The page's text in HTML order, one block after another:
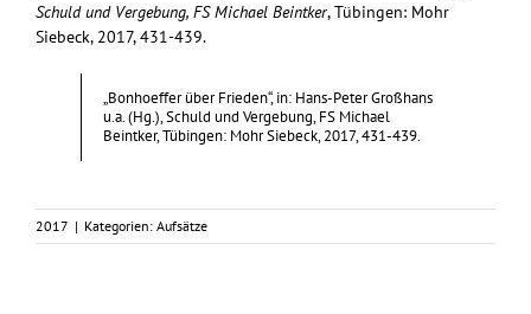
Schuld und Vergebung, FS Michael Beintker, Tübingen: Mohr
Siebeck, 2017, 431-439.
„Bonhoeffer über Frieden“, in: Hans-Peter Großhans
u.a. (Hg.), Schuld und Vergebung, FS Michael
Beintker, Tübingen: Mohr Siebeck, 2017, 431-439.
2017 | Kategorien: Aufsätze